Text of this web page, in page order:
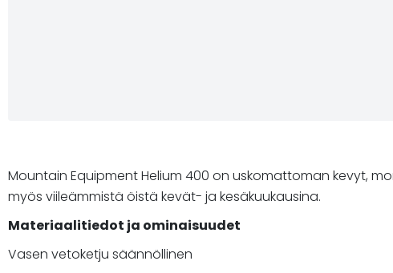
Mountain Equipment Helium 400 on uskomattoman kevyt,
myös viileämmistä öistä kevät- ja kesäkuukausina.
Materiaalitiedot ja ominaisuudet
Vasen vetoketju säännöllinen